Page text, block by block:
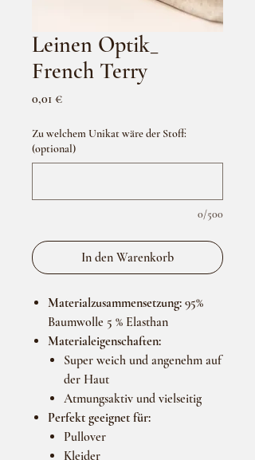
Leinen Optik_
French Terry
0,01 €Preis
Zu welchem Unikat wäre der Stoff:
(optional)
0/500
In den Warenkorb
Materialzusammensetzung: 95%
Baumwolle 5 % Elasthan
Materialeigenschaften:
Super weich und angenehm auf
der Haut
Atmungsaktiv und vielseitig
Perfekt geeignet für:
Pullover
Kleider